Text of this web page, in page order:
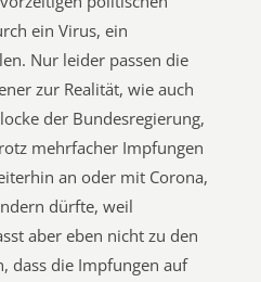
ein Virus, ein
Nur leider passen die
zur Realität, wie auch
der Bundesregierung,
mehrfacher Impfungen
an oder mit Corona,
dürfte, weil
aber eben nicht zu den
dass die Impfungen auf